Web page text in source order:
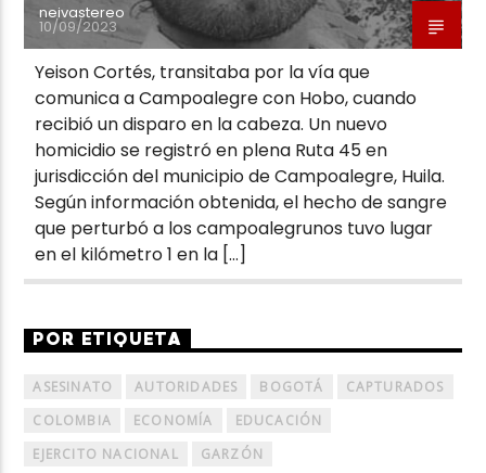
neivastereo
10/09/2023
Yeison Cortés, transitaba por la vía que
comunica a Campoalegre con Hobo, cuando
recibió un disparo en la cabeza. Un nuevo
homicidio se registró en plena Ruta 45 en
jurisdicción del municipio de Campoalegre, Huila.
Según información obtenida, el hecho de sangre
que perturbó a los campoalegrunos tuvo lugar
en el kilómetro 1 en la […]
POR ETIQUETA
ASESINATO AUTORIDADES BOGOTÁ
CAPTURADOS
COLOMBIA
ECONOMÍA
EDUCACIÓN
EJERCITO NACIONAL
GARZÓN